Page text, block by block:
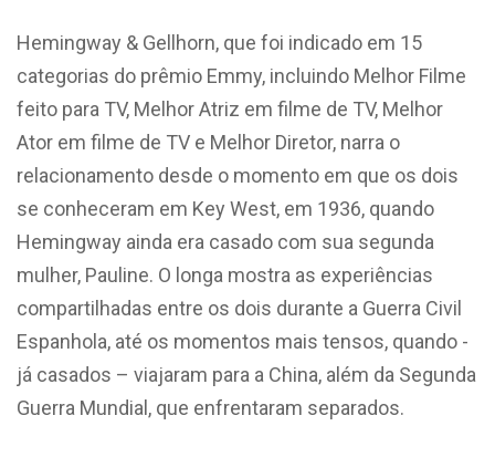
Hemingway & Gellhorn, que foi indicado em 15
categorias do prêmio Emmy, incluindo Melhor Filme
feito para TV, Melhor Atriz em filme de TV, Melhor
Ator em filme de TV e Melhor Diretor, narra o
relacionamento desde o momento em que os dois
se conheceram em Key West, em 1936, quando
Hemingway ainda era casado com sua segunda
mulher, Pauline. O longa mostra as experiências
compartilhadas entre os dois durante a Guerra Civil
Espanhola, até os momentos mais tensos, quando -
já casados – viajaram para a China, além da Segunda
Guerra Mundial, que enfrentaram separados.